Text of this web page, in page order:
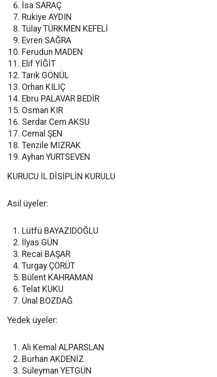
İsa SARAÇ
Rukiye AYDIN
Tülay TÜRKMEN KEFELİ
Evren SAĞRA
Ferudun MADEN
Elif YİĞİT
Tarık GÖNÜL
Orhan KILIÇ
Ebru PALAVAR BEDİR
Osman KIR
Serdar Cem AKSU
Cemal ŞEN
Tenzile MIZRAK
Ayhan YURTSEVEN
KURUCU İL DİSİPLİN KURULU
Asil üyeler:
Lütfü BAYAZIDOĞLU
İlyas GÜN
Recai BAŞAR
Turgay ÇÖRÜT
Bülent KAHRAMAN
Telat KUKU
Ünal BOZDAĞ
Yedek üyeler:
Ali Kemal ALPARSLAN
Burhan AKDENİZ
Süleyman YETGÜN